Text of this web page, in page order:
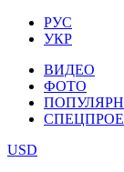
РУС
УКР
ВИДЕО
ФОТО
USD